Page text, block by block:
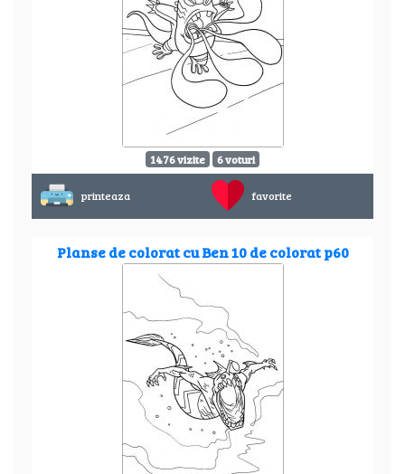
1476 vizite 6 voturi
printeaza favorite
Planse de colorat cu Ben 10 de colorat p60